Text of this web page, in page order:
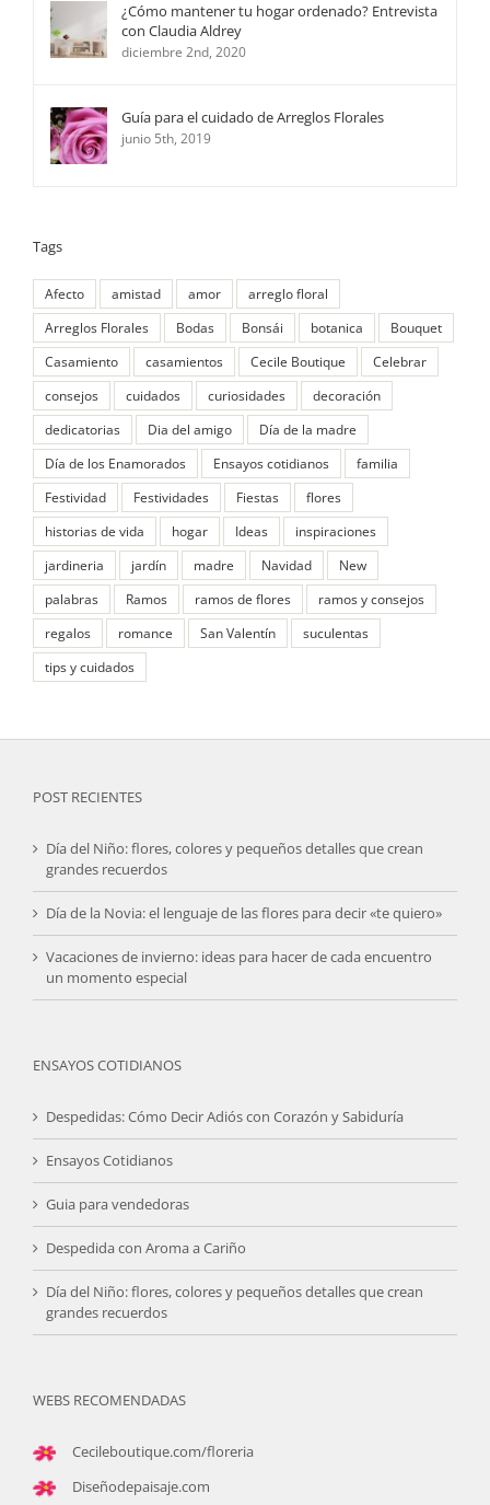
¿Cómo mantener tu hogar ordenado? Entrevista
con Claudia Aldrey
diciembre 2nd, 2020
Guía para el cuidado de Arreglos Florales
junio 5th, 2019
Tags
Afecto amistad amor
arreglo floral
Arreglos Florales
Bodas Bonsái botanica
Bouquet
Casamiento
casamientos Cecile Boutique
Celebrar
consejos
cuidados curiosidades
decoración
dedicatorias
Dia del amigo
Día de la madre
Día de los Enamorados
Ensayos cotidianos
familia
Festividad
Festividades Fiestas
flores
historias de vida
hogar Ideas
inspiraciones
jardineria
jardín madre Navidad
New
palabras
Ramos ramos de flores
ramos y consejos
regalos
romance San Valentín
suculentas
tips y cuidados
POST RECIENTES
Día del Niño: flores, colores y pequeños detalles que crean
grandes recuerdos
Día de la Novia: el lenguaje de las flores para decir «te quiero»
Vacaciones de invierno: ideas para hacer de cada encuentro
un momento especial
ENSAYOS COTIDIANOS
Despedidas: Cómo Decir Adiós con Corazón y Sabiduría
Ensayos Cotidianos
Guia para vendedoras
Despedida con Aroma a Cariño
Día del Niño: flores, colores y pequeños detalles que crean
grandes recuerdos
WEBS RECOMENDADAS
Cecileboutique.com/floreria
Diseñodepaisaje.com